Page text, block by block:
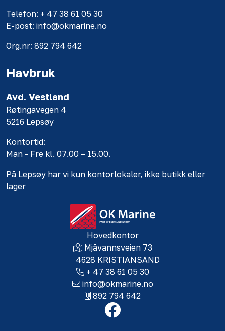
Telefon: + 47 38 61 05 30
E-post: info@okmarine.no
Org.nr: 892 794 642
Havbruk
Avd. Vestland
Røtingavegen 4
5216 Lepsøy
Kontortid:
Man - Fre kl. 07.00 – 15.00.
På Lepsøy har vi kun kontorlokaler, ikke butikk eller
lager
Hovedkontor
Mjåvannsveien 73
4628 KRISTIANSAND
+ 47 38 61 05 30
info@okmarine.no
892 794 642